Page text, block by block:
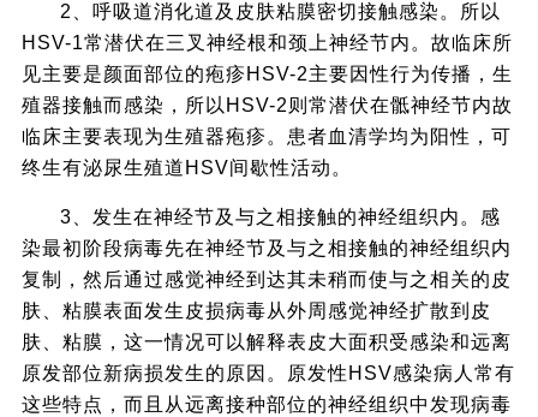
2、呼吸道消化道及皮肤粘膜密切接触感染。所以
HSV-1常潜伏在三叉神经根和颈上神经节内。故临床所
见主要是颜面部位的疱疹HSV-2主要因性行为传播，生
殖器接触而感染，所以HSV-2则常潜伏在骶神经节内故
临床主要表现为生殖器疱疹。患者血清学均为阳性，可
终生有泌尿生殖道HSV间歇性活动。
3、发生在神经节及与之相接触的神经组织内。感
染最初阶段病毒先在神经节及与之相接触的神经组织内
复制，然后通过感觉神经到达其未稍而使与之相关的皮
肤、粘膜表面发生皮损病毒从外周感觉神经扩散到皮
肤、粘膜，这一情况可以解释表皮大面积受感染和远离
原发部位新病损发生的原因。原发性HSV感染病人常有
这些特点，而且从远离接种部位的神经组织中发现病毒